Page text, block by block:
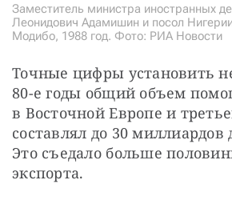
Заместитель министра иностранных
Леонидович Адамишин и посол
Модибо, 1988 год. Фото: РИА Новости
Точные цифры установить
80-е годы общий объем
в Восточной Европе и
составлял до 30 миллиардов
Это съедало больше
экспорта.